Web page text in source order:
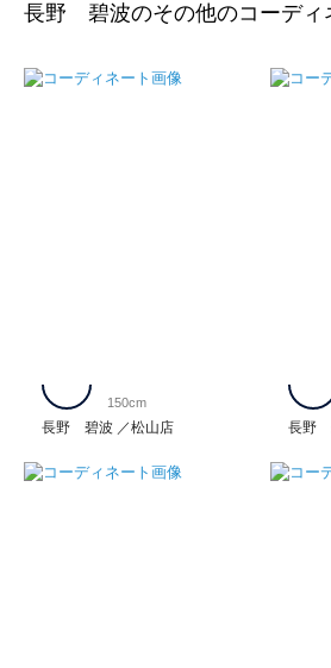
長野 碧波のその他のコーディ
長野 碧波 松山店
150cm
長野